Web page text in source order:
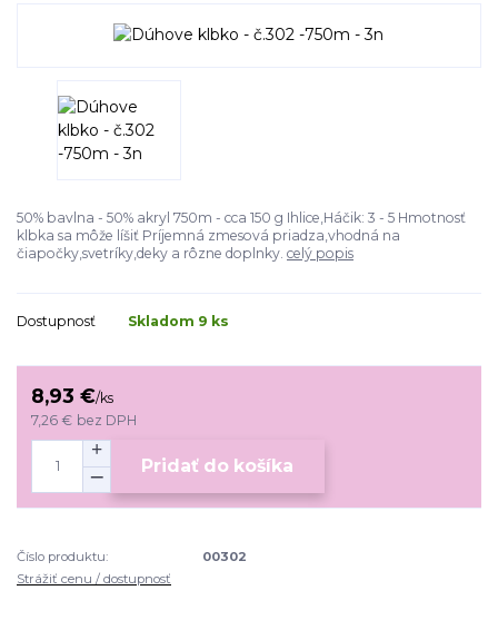
50% bavlna - 50% akryl 750m - cca 150 g Ihlice,Háčik: 3 - 5 Hmotnosť
klbka sa môže líšiť Príjemná zmesová priadza,vhodná na
čiapočky,svetríky,deky a rôzne doplnky. celý popis
Dostupnosť Skladom 9 ks
8,93 €/ks
7,26 € bez DPH
Pridať do košíka
Číslo produktu:
00302
Strážiť cenu / dostupnosť